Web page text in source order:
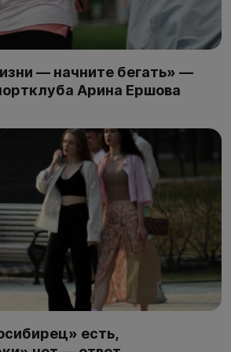
— начните бегать» —
Арина Ершова
есть,